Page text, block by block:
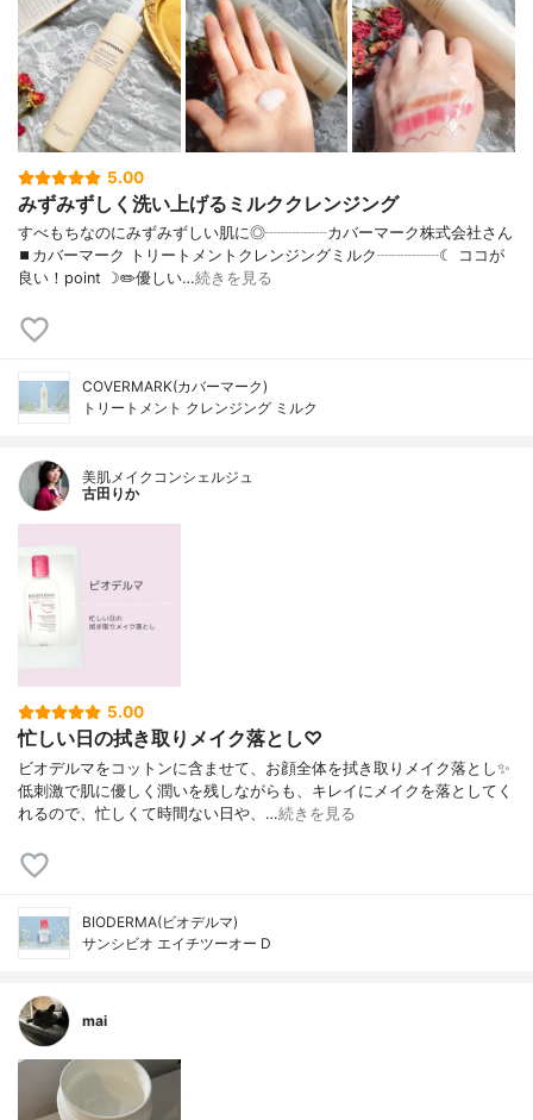
5.00
みずみずしく洗い上げるミルククレンジング
すべもちなのにみずみずしい肌に◎┈┈┈┈カバーマーク株式会社さん
⏹カバーマーク トリートメントクレンジングミルク┈┈┈┈☾ ココが
良い！point ☽✏️優しい…続きを見る
COVERMARK(カバーマーク)
トリートメント クレンジング ミルク
美肌メイクコンシェルジュ
古田りか
5.00
忙しい日の拭き取りメイク落とし♡
ビオデルマをコットンに含ませて、お顔全体を拭き取りメイク落とし✨
低刺激で肌に優しく潤いを残しながらも、キレイにメイクを落としてく
れるので、忙しくて時間ない日や、…続きを見る
BIODERMA(ビオデルマ)
サンシビオ エイチツーオー D
mai